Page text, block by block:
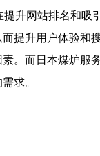
升网站排名和
提升用户体验和
。而日本煤炉服
求。